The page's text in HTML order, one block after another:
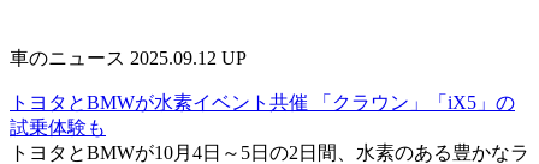
車のニュース 2025.09.12 UP
トヨタとBMWが水素イベント共催 「クラウン」「iX5」の
試乗体験も
トヨタとBMWが10月4日～5日の2日間、水素のある豊かなラ